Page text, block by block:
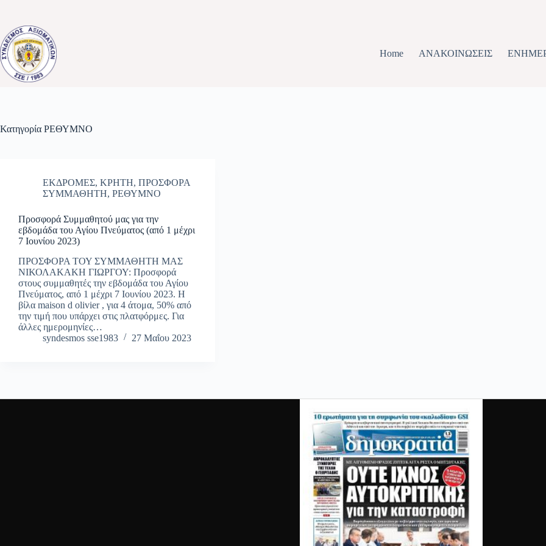
περιεχόμενο
Home ΑΝΑΚΟΙΝΩΣΕΙΣ
Κατηγορία ΡΕΘΥΜΝΟ
ΕΚΔΡΟΜΕΣ, ΚΡΗΤΗ, ΠΡΟΣΦΟΡΑ
ΣΥΜΜΑΘΗΤΗ, ΡΕΘΥΜΝΟ
Προσφορά Συμμαθητού μας για την
εβδομάδα του Αγίου Πνεύματος (από 1 μέχρι
7 Ιουνίου 2023)
ΠΡΟΣΦΟΡΑ ΤΟΥ ΣΥΜΜΑΘΗΤΗ ΜΑΣ
ΝΙΚΟΛΑΚΑΚΗ ΓΙΩΡΓΟΥ: Προσφορά
στους συμμαθητές την εβδομάδα του Αγίου
Πνεύματος, από 1 μέχρι 7 Ιουνίου 2023. Η
βίλα maison d olivier , για 4 άτομα, 50% από
την τιμή που υπάρχει στις πλατφόρμες. Για
άλλες ημερομηνίες…
syndesmos sse1983
27 Μαΐου 2023